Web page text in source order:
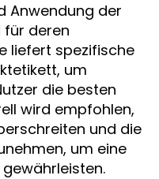
Anwendung der
für deren
liefert spezifische
um
die besten
wird empfohlen,
und die
um eine